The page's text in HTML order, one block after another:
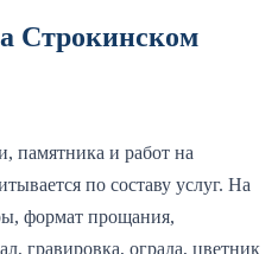
Строкинском
памятника и работ на
по составу услуг. На
формат прощания,
гравировка, ограда, цветник